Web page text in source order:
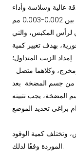
عالية وسلاسة وأداء
مم
لرأس المكبس، والتي
بهدف تغيير كمية
إمداد الزيت المتداول؛
من جسم المضخة بعد
المضخة، يجب تثبيته
وتختلف كمية الوقود
الموردة وفقًا لذلك.